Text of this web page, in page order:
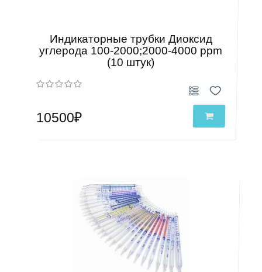
Индикаторные трубки Диоксид
углерода 100-2000;2000-4000 ppm
(10 штук)
10500₽